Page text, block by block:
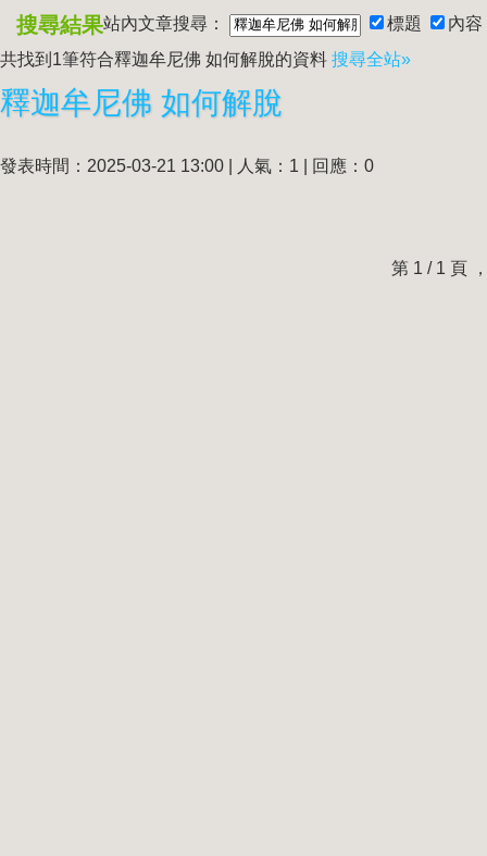
搜尋結果站內文章搜尋： 標題
內容
共找到1筆符合釋迦牟尼佛 如何解脫的資料 搜尋全站»
釋迦牟尼佛 如何解脫
發表時間：2025-03-21 13:00 | 人氣：1 | 回應：0
第 1 / 1